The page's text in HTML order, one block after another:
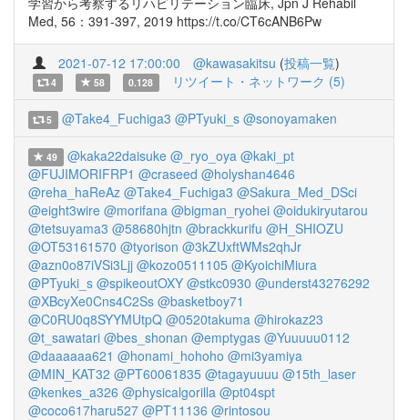
Med, 56：391-397, 2019 https://t.co/CT6cANB6Pw
2021-07-12 17:00:00 @kawasakitsu (投稿一覧)
4 58 0.128 リツイート・ネットワーク (5)
5 @Take4_Fuchiga3 @PTyuki_s @sonoyamaken
49 @kaka22daisuke @_ryo_oya @kaki_pt
@FUJIMORIFRP1 @craseed @holyshan4646
@reha_haReAz @Take4_Fuchiga3 @Sakura_Med_DSci
@eight3wire @morifana @bigman_ryohei @oidukiryutarou
@tetsuyama3 @58680hjtn @brackkurifu @H_SHIOZU
@OT53161570 @tyorison @3kZUxftWMs2qhJr
@azn0o87iVSi3Ljj @kozo0511105 @KyoichiMiura
@PTyuki_s @spikeoutOXY @stkc0930 @underst43276292
@XBcyXe0Cns4C2Ss @basketboy71
@C0RU0q8SYYMUtpQ @0520takuma @hirokaz23
@t_sawatari @bes_shonan @emptygas @Yuuuuu0112
@daaaaaa621 @honami_hohoho @mi3yamiya
@MIN_KAT32 @PT60061835 @tagayuuuu @15th_laser
@kenkes_a326 @physicalgorilla @pt04spt
@coco617haru527 @PT11136 @rintosou